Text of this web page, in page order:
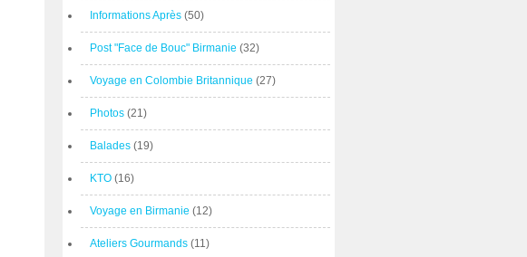
Informations Après (50)
Post "Face de Bouc" Birmanie (32)
Voyage en Colombie Britannique (27)
Photos (21)
Balades (19)
KTO (16)
Voyage en Birmanie (12)
Ateliers Gourmands (11)